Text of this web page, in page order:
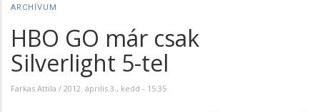
ARCHÍVUM
HBO GO már csak
Silverlight 5-tel
Farkas Attila / 2012. április 3., kedd - 15:35